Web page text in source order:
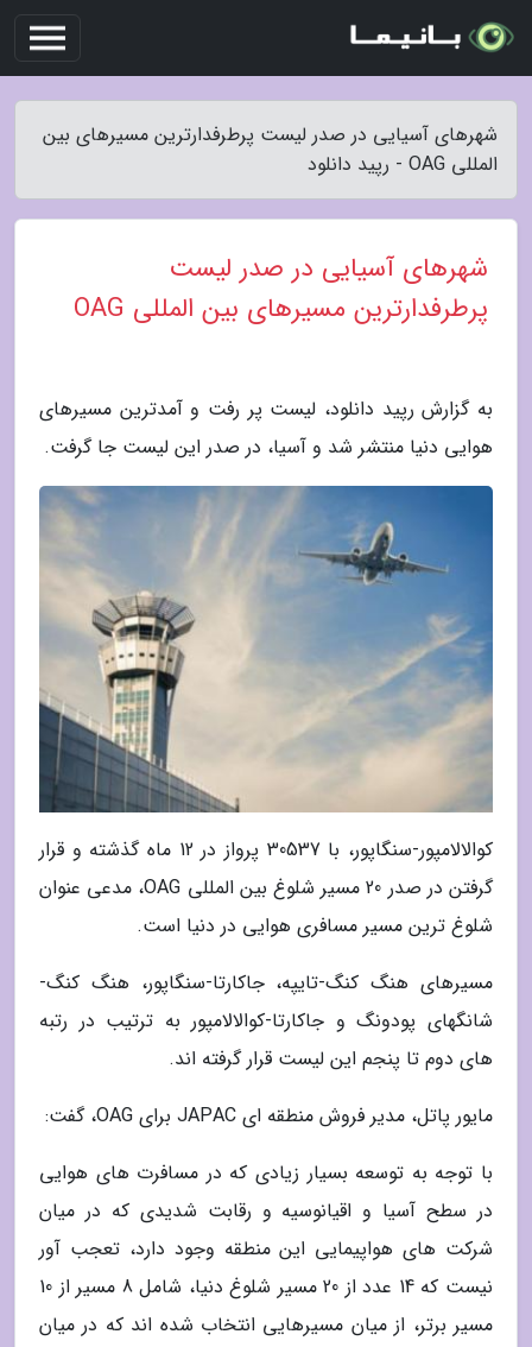
شهرهای آسیایی در صدر لیست پرطرفدارترین مسیرهای بین
المللی OAG - رپید دانلود
شهرهای آسیایی در صدر لیست
پرطرفدارترین مسیرهای بین المللی OAG
به گزارش رپید دانلود، لیست پر رفت و آمدترین مسیرهای
هوایی دنیا منتشر شد و آسیا، در صدر این لیست جا گرفت.
کوالالامپور-سنگاپور، با 30537 پرواز در 12 ماه گذشته و قرار
گرفتن در صدر 20 مسیر شلوغ بین المللی OAG، مدعی عنوان
شلوغ ترین مسیر مسافری هوایی در دنیا است.
مسیرهای هنگ کنگ-تایپه، جاکارتا-سنگاپور، هنگ کنگ-
شانگهای پودونگ و جاکارتا-کوالالامپور به ترتیب در رتبه
های دوم تا پنجم این لیست قرار گرفته اند.
مایور پاتل، مدیر فروش منطقه ای JAPAC برای OAG، گفت:
با توجه به توسعه بسیار زیادی که در مسافرت های هوایی
در سطح آسیا و اقیانوسیه و رقابت شدیدی که در میان
شرکت های هواپیمایی این منطقه وجود دارد، تعجب آور
نیست که 14 عدد از 20 مسیر شلوغ دنیا، شامل 8 مسیر از 10
مسیر برتر، از میان مسیرهایی انتخاب شده اند که در میان